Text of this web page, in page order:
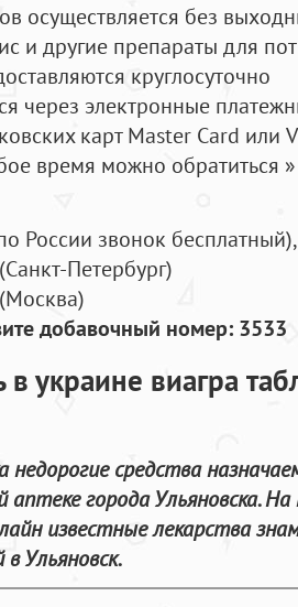
осуществляется без
и другие препараты для
круглосуточно
через электронные
карт Master Card или
время можно обратиться
России звонок бесплатный),
(Санкт-Петербург)
(Москва)
добавочный номер: 3533
в украине виагра
недорогие средства
аптеке города Ульяновска.
известные лекарства
Ульяновск.